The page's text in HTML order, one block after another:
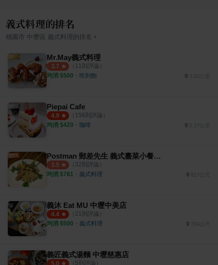
義式料理的排名
桃園市 中壢區 義式料理的排名 ›
Mr.May義式料理
3.7 （ 11則評論）
均消 $500 ・ 吃到飽
Piepai Cafe
4.9 （ 156則評論）
均消 $420 ・ 咖啡
Postman 郵差先生 義式臺菜小餐館 義式餐酒館
3.5 （ 32則評論）
均消 $781 ・ 義式料理
義沐 Eat MU 中壢中美店
4.4 （ 21則評論）
均消 $500 ・ 義式料理 704公尺
義匠義式湯麵 中壢慈惠店
5.0 （ 5則評論）